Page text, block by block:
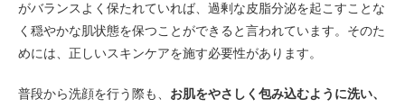
がバランスよく保たれていれば、過剰な皮脂分泌を起こすことな
く穏やかな肌状態を保つことができると言われています。そのた
めには、正しいスキンケアを施す必要性があります。
普段から洗顔を行う際も、 お肌をやさしく包み込むように洗い、